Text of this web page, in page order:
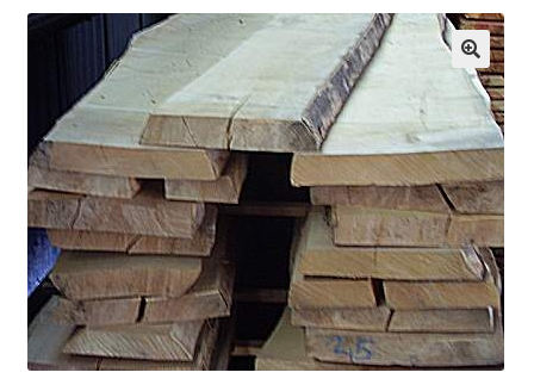
menu
Klapačky a lamely
Expand
child
menu
Hranoly KVH a BSH
Expand
child
menu
Spárovky
Expand
child
menu
Sendviče na dveře
Expand
child
menu
Truhlářské řezivo
Expand
child
menu
Stavební řezivo
Expand
child
menu
Exotické řezivo
Expand